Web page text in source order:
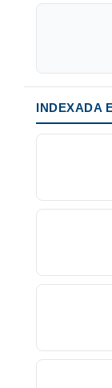
INDEXADA